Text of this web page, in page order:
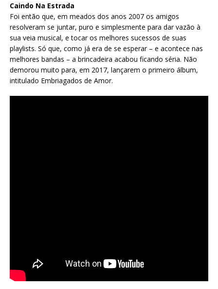
Caindo Na Estrada
Foi então que, em meados dos anos 2007 os amigos
resolveram se juntar, puro e simplesmente para dar vazão à
sua veia musical, e tocar os melhores sucessos de suas
playlists. Só que, como já era de se esperar – e acontece nas
melhores bandas – a brincadeira acabou ficando séria. Não
demorou muito para, em 2017, lançarem o primeiro álbum,
intitulado Embriagados de Amor.